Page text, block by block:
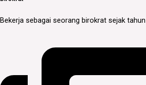
Bekerja sebagai seorang birokrat sejak